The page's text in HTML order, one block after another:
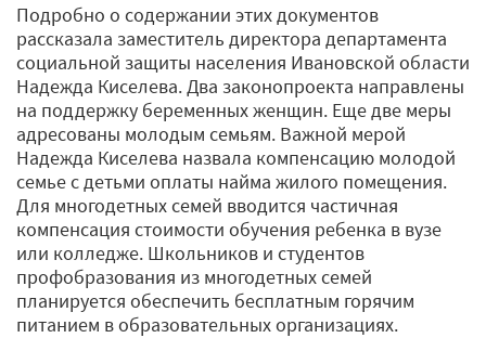
Подробно о содержании этих документов
рассказала заместитель директора департамента
социальной защиты населения Ивановской области
Надежда Киселева. Два законопроекта направлены
на поддержку беременных женщин. Еще две меры
адресованы молодым семьям. Важной мерой
Надежда Киселева назвала компенсацию молодой
семье с детьми оплаты найма жилого помещения.
Для многодетных семей вводится частичная
компенсация стоимости обучения ребенка в вузе
или колледже. Школьников и студентов
профобразования из многодетных семей
планируется обеспечить бесплатным горячим
питанием в образовательных организациях.